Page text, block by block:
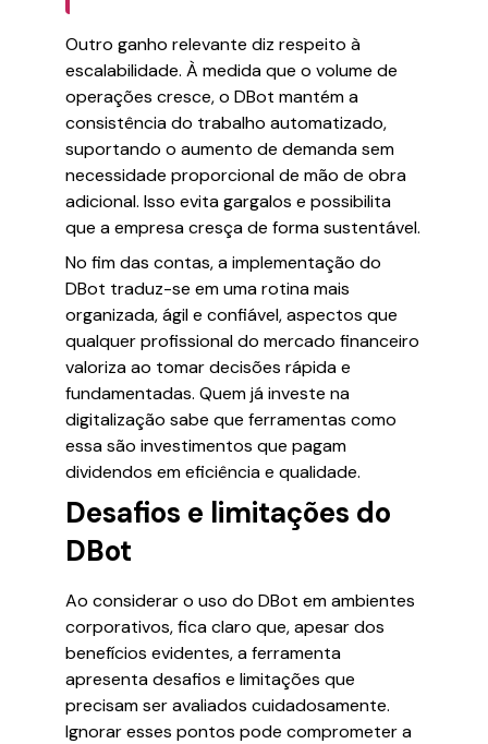
Outro ganho relevante diz respeito à
escalabilidade. À medida que o volume de
operações cresce, o DBot mantém a
consistência do trabalho automatizado,
suportando o aumento de demanda sem
necessidade proporcional de mão de obra
adicional. Isso evita gargalos e possibilita
que a empresa cresça de forma sustentável.
No fim das contas, a implementação do
DBot traduz-se em uma rotina mais
organizada, ágil e confiável, aspectos que
qualquer profissional do mercado financeiro
valoriza ao tomar decisões rápida e
fundamentadas. Quem já investe na
digitalização sabe que ferramentas como
essa são investimentos que pagam
dividendos em eficiência e qualidade.
Desafios e limitações do
DBot
Ao considerar o uso do DBot em ambientes
corporativos, fica claro que, apesar dos
benefícios evidentes, a ferramenta
apresenta desafios e limitações que
precisam ser avaliados cuidadosamente.
Ignorar esses pontos pode comprometer a